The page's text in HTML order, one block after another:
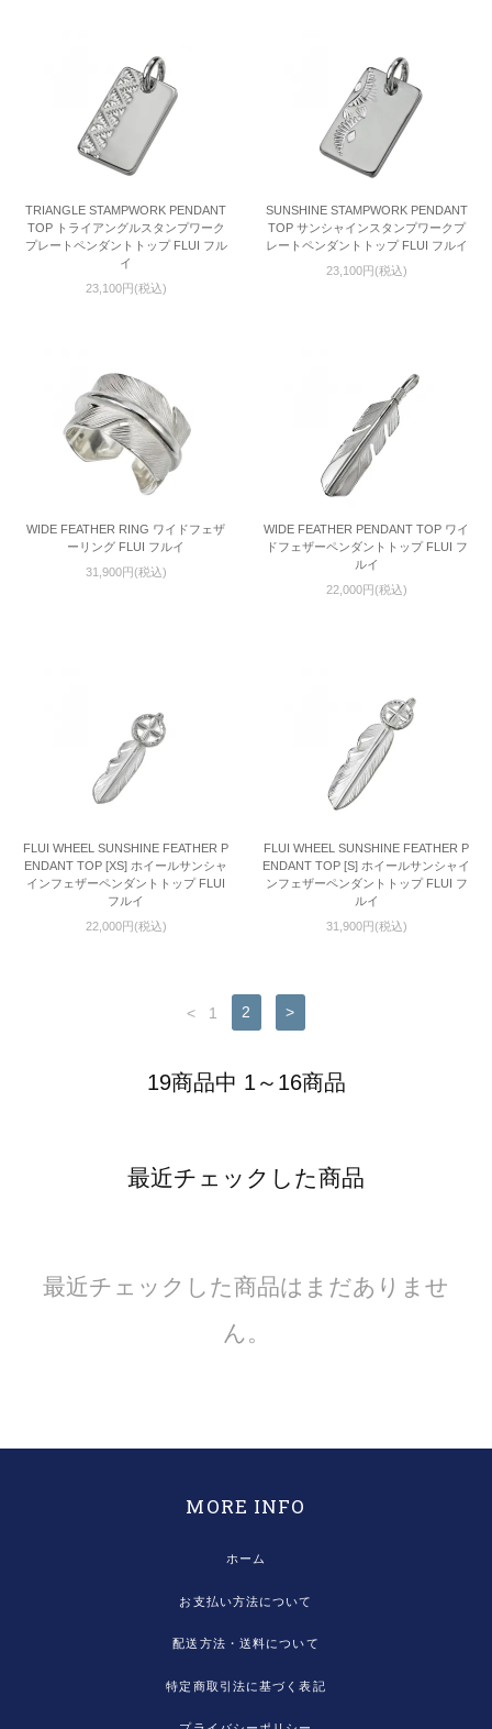
TRIANGLE STAMPWORK PENDANT
TOP トライアングルスタンプワーク
プレートペンダントトップ FLUI フル
イ
23,100円(税込)
SUNSHINE STAMPWORK PENDANT
TOP サンシャインスタンプワークプ
レートペンダントトップ FLUI フルイ
23,100円(税込)
WIDE FEATHER RING ワイドフェザ
ーリング FLUI フルイ
31,900円(税込)
WIDE FEATHER PENDANT TOP ワイ
ドフェザーペンダントトップ FLUI フ
ルイ
22,000円(税込)
FLUI WHEEL SUNSHINE FEATHER P
ENDANT TOP [XS] ホイールサンシャ
インフェザーペンダントトップ FLUI
フルイ
22,000円(税込)
FLUI WHEEL SUNSHINE FEATHER P
ENDANT TOP [S] ホイールサンシャイ
ンフェザーペンダントトップ FLUI フ
ルイ
31,900円(税込)
< 1 2 >
19商品中 1～16商品
最近チェックした商品
最近チェックした商品はまだありませ
ん。
MORE INFO
ホーム
お支払い方法について
配送方法・送料について
特定商取引法に基づく表記